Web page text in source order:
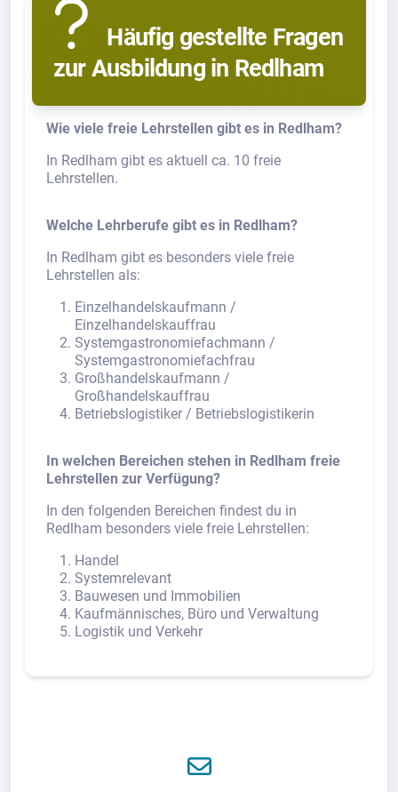
Häufig gestellte Fragen
zur Ausbildung in Redlham
Wie viele freie Lehrstellen gibt es in Redlham?
In Redlham gibt es aktuell ca. 10 freie
Lehrstellen.
Welche Lehrberufe gibt es in Redlham?
In Redlham gibt es besonders viele freie
Lehrstellen als:
Einzelhandelskaufmann /
Einzelhandelskauffrau
Systemgastronomiefachmann /
Systemgastronomiefachfrau
Großhandelskaufmann /
Großhandelskauffrau
Betriebslogistiker / Betriebslogistikerin
In welchen Bereichen stehen in Redlham freie
Lehrstellen zur Verfügung?
In den folgenden Bereichen findest du in
Redlham besonders viele freie Lehrstellen:
Handel
Systemrelevant
Bauwesen und Immobilien
Kaufmännisches, Büro und Verwaltung
Logistik und Verkehr